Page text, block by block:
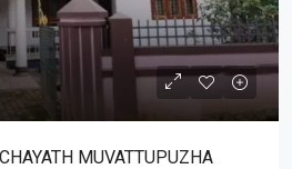
MUVATTUPUZHA